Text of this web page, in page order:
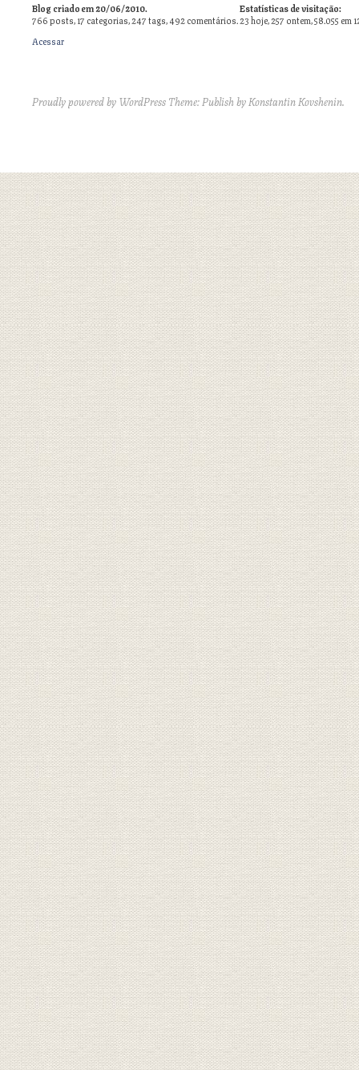
Blog criado em 20/06/2010.
766posts,17 categorias,247tags,492comentários.
Estatísticas de visitação:
23 hoje, 257 ontem, 58.055 em
Acessar
Proudly powered by WordPress Theme: Publish byKonstantin Kovshenin.